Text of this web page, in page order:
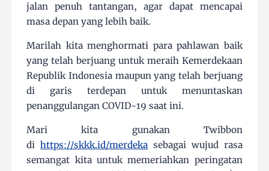
jalan penuh tantangan, agar dapat mencapai
masa depan yang lebih baik.
Marilah kita menghormati para pahlawan baik
yang telah berjuang untuk meraih Kemerdekaan
Republik Indonesia maupun yang telah berjuang
di garis terdepan untuk menuntaskan
penanggulangan COVID-19 saat ini.
Mari kita gunakan Twibbon
dihttps://skkk.id/merdeka sebagai wujud rasa
semangat kita untuk memeriahkan peringatan